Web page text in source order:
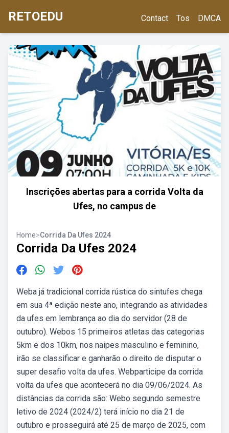
RETOEDU Contact Tos DMCA
Inscrições abertas para a corrida Volta da
Ufes, no campus de
Home>Corrida Da Ufes 2024
Corrida Da Ufes 2024
Weba já tradicional corrida rústica do sintufes chega
em sua 4ª edição neste ano, integrando as atividades
da ufes em lembrança ao dia do servidor (28 de
outubro). Webos 15 primeiros atletas das categorias
5km e dos 10km, nos naipes masculino e feminino,
irão se classificar e ganharão o direito de disputar o
super desafio volta da ufes. Webparticipe da corrida
volta da ufes que acontecerá no dia 09/06/2024. As
distâncias da corrida são: Webo segundo semestre
letivo de 2024 (2024/2) terá início no dia 21 de
outubro e prosseguirá até 25 de março de 2025, com